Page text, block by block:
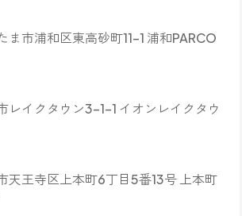
ま市浦和区東高砂町11-1 浦和PARCO
レイクタウン3-1-1 イオンレイクタウ
天王寺区上本町6丁目5番13号 上本町